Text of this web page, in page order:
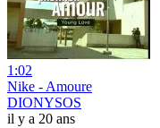
1:02
Nike - Amoure
DIONYSOS
il y a 20 ans